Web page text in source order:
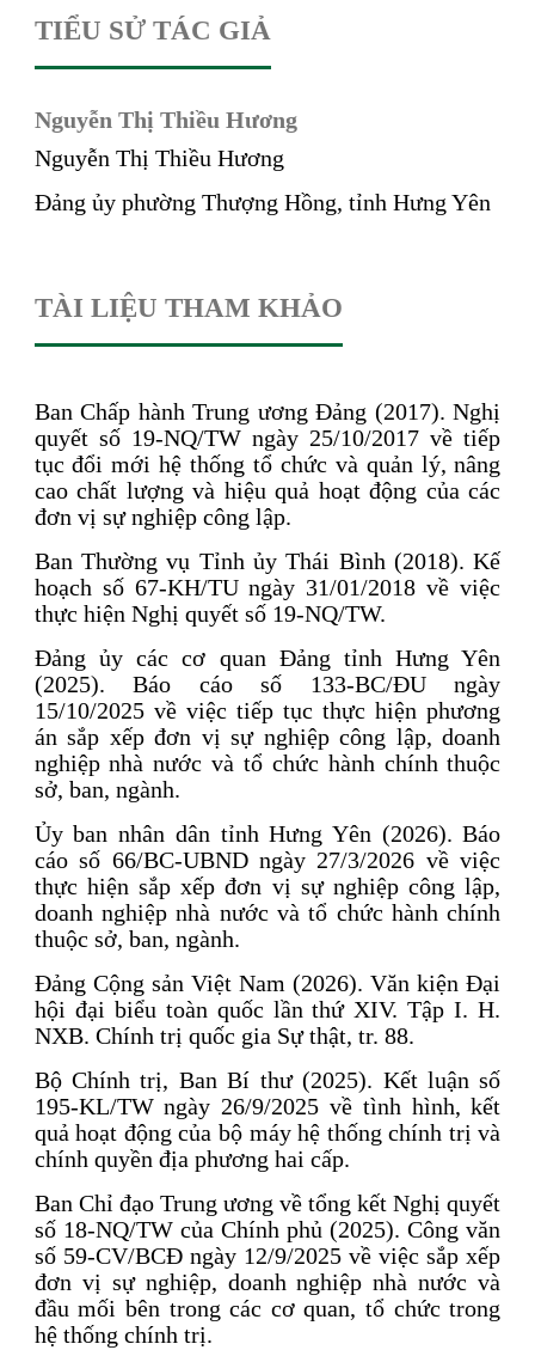
TIỂU SỬ TÁC GIẢ
Nguyễn Thị Thiều Hương
Nguyễn Thị Thiều Hương
Đảng ủy phường Thượng Hồng, tỉnh Hưng Yên
TÀI LIỆU THAM KHẢO
Ban Chấp hành Trung ương Đảng (2017). Nghị
quyết số 19-NQ/TW ngày 25/10/2017 về tiếp
tục đổi mới hệ thống tổ chức và quản lý, nâng
cao chất lượng và hiệu quả hoạt động của các
đơn vị sự nghiệp công lập.
Ban Thường vụ Tỉnh ủy Thái Bình (2018). Kế
hoạch số 67-KH/TU ngày 31/01/2018 về việc
thực hiện Nghị quyết số 19-NQ/TW.
Đảng ủy các cơ quan Đảng tỉnh Hưng Yên
(2025). Báo cáo số 133-BC/ĐU ngày
15/10/2025 về việc tiếp tục thực hiện phương
án sắp xếp đơn vị sự nghiệp công lập, doanh
nghiệp nhà nước và tổ chức hành chính thuộc
sở, ban, ngành.
Ủy ban nhân dân tỉnh Hưng Yên (2026). Báo
cáo số 66/BC-UBND ngày 27/3/2026 về việc
thực hiện sắp xếp đơn vị sự nghiệp công lập,
doanh nghiệp nhà nước và tổ chức hành chính
thuộc sở, ban, ngành.
Đảng Cộng sản Việt Nam (2026). Văn kiện Đại
hội đại biểu toàn quốc lần thứ XIV. Tập I. H.
NXB. Chính trị quốc gia Sự thật, tr. 88.
Bộ Chính trị, Ban Bí thư (2025). Kết luận số
195-KL/TW ngày 26/9/2025 về tình hình, kết
quả hoạt động của bộ máy hệ thống chính trị và
chính quyền địa phương hai cấp.
Ban Chỉ đạo Trung ương về tổng kết Nghị quyết
số 18-NQ/TW của Chính phủ (2025). Công văn
số 59-CV/BCĐ ngày 12/9/2025 về việc sắp xếp
đơn vị sự nghiệp, doanh nghiệp nhà nước và
đầu mối bên trong các cơ quan, tổ chức trong
hệ thống chính trị.